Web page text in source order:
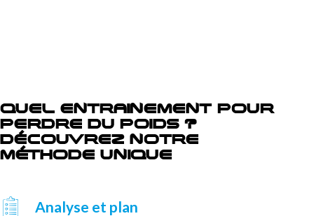
QUEL ENTRAINEMENT POUR
PERDRE DU POIDS ?
DÉCOUVREZ NOTRE
MÉTHODE UNIQUE
Analyse et plan